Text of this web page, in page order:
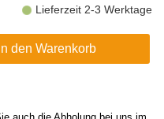
Lieferzeit 2-3 Werktage
In den Warenkorb